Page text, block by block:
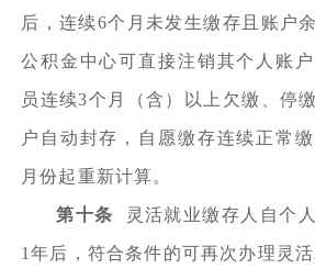
后，连续6个月未发生缴存且账户
公积金中心可直接注销其个人账
员连续3个月（含）以上欠缴、停
户自动封存，自愿缴存连续正常
月份起重新计算。
第十条 灵活就业缴存人自个
1年后，符合条件的可再次办理灵活